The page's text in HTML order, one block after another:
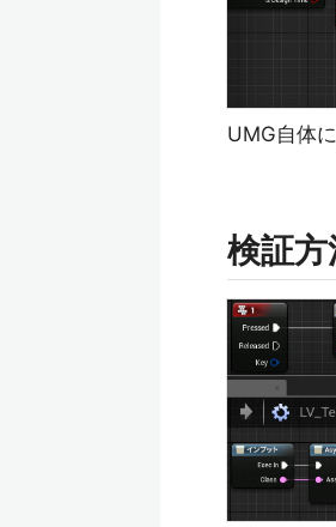
UMG自体
検証方